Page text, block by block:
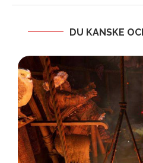
DU KANSKE